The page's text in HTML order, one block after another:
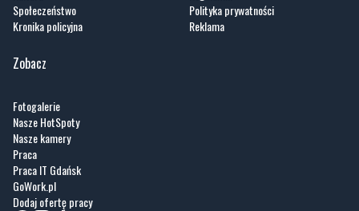
Społeczeństwo
Kronika policyjna
Polityka prywatności
Reklama
Zobacz
Fotogalerie
Nasze HotSpoty
Nasze kamery
Praca
Praca IT Gdańsk
GoWork.pl
Dodaj ofertę pracy